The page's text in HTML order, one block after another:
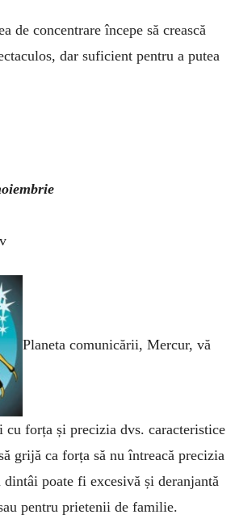
de concentrare începe să crească
dar suficient pentru a putea
Planeta comunicării, Mercur, vă
cu forța și precizia dvs. caracte­ris­tice
grijă ca forța să nu întreacă precizia
poate fi excesivă și deranjantă
pentru prietenii de familie.